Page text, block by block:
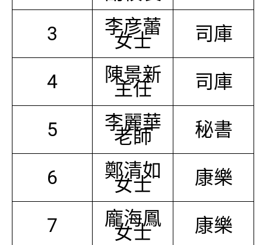
3 李彦蕾
女士 司庫
4 陳景新
主任 司庫
5 李麗華
老師 秘書
6 鄭清如
女士 康樂
7 龐海鳳
女士 康樂